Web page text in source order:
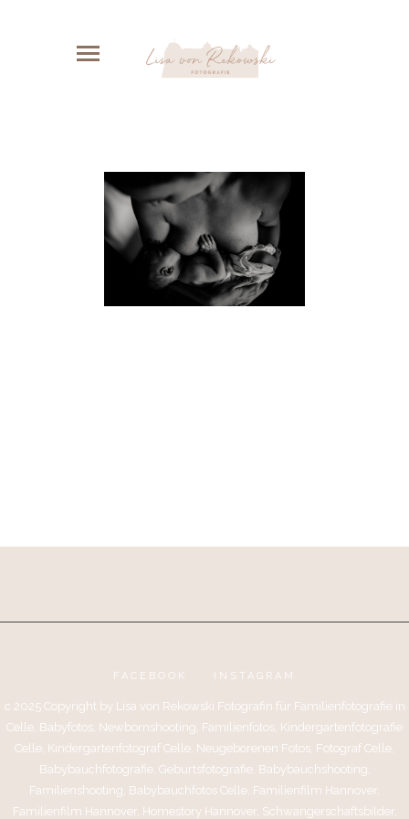
FACEBOOK INSTAGRAM
c 2025 Copyright by Lisa von Rekowski Fotografin für Familienfotografie in
Celle, Babyfotos, Newbornshooting, Familienfotos, Kindergartenfotografie
Celle, Kindergartenfotograf Celle, Neugeborenen Fotos, Fotograf Celle,
Babybauchfotografie, Geburtsfotografie, Babybauchshooting,
Familienshooting, Babybauchfotos Celle, Familienfilm Hannover,
Familienfilm Hannover, Homestory Hannover, Schwangerschaftsbilder,